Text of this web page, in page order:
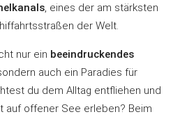
, eines der am stärksten
der Welt.
nur ein beeindruckendes
auch ein Paradies für
du dem Alltag entfliehen und
auf offener See erleben? Beim